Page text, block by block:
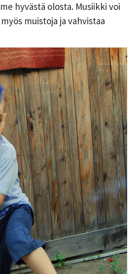
hyvästä olosta. Musiikki voi
muistoja ja vahvistaa